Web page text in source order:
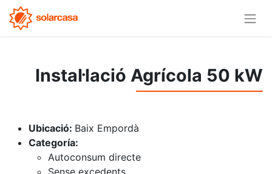
Instal·lació Agrícola 50 kW
Ubicació: Baix Empordà
Categoría:
Autoconsum directe
Sense excedents